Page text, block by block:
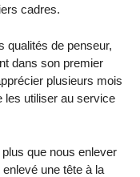
cadres.
qualités de penseur,
dans son premier
plusieurs mois
les utiliser au service
que nous enlever
une tête à la